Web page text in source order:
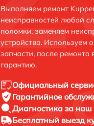
Выполняем ремонт
неисправностей любой
поломки, заменяем
устройства. Используем
запчасти, после
гарантию.
Официальный
Гарантийное
Диагностика за наш
Бесплатный выезд